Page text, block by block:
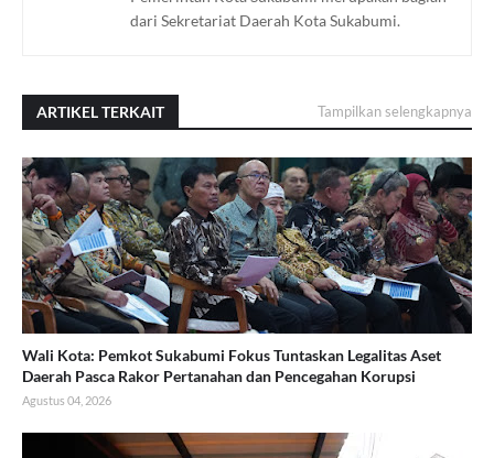
dari Sekretariat Daerah Kota Sukabumi.
ARTIKEL TERKAIT Tampilkan selengkapnya
Wali Kota: Pemkot Sukabumi Fokus Tuntaskan Legalitas Aset
Daerah Pasca Rakor Pertanahan dan Pencegahan Korupsi
Agustus 04, 2026